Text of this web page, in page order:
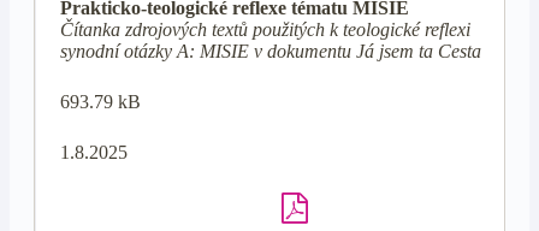
Prakticko-teologické reflexe tématu MISIE
Čítanka zdrojových textů použitých k teologické reflexi
synodní otázky A: MISIE v dokumentu Já jsem ta Cesta
693.79 kB
1.8.2025